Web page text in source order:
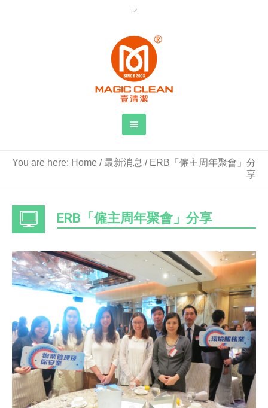
You are here: Home /最新消息 / ERB「僱主周年聚會」分
享
ERB「僱主周年聚會」分享